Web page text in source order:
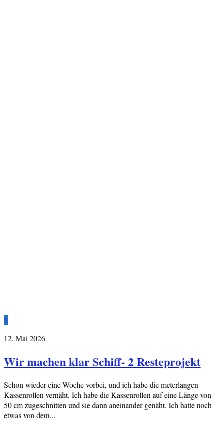
5
12. Mai 2026
Wir machen klar Schiff- 2 Resteprojekt
Schon wieder eine Woche vorbei, und ich habe die meterlangen
Kassenrollen vernäht. Ich habe die Kassenrollen auf eine Länge von
50 cm zugeschnitten und sie dann aneinander genäht. Ich hatte noch
etwas von dem...